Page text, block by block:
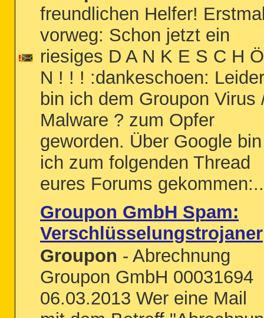
freundlichen Helfer!
vorweg: Schon jetzt ein
riesiges D A N K E S C H Ö
N ! ! ! :dankeschoen: Leider
bin ich dem Groupon Virus
Malware ? zum Opfer
geworden. Über Google bin
ich zum folgenden Thread
eures Forums
Groupon GmbH Spam:
Verschlüsselungstrojaner
Groupon - Abrechnung
Groupon GmbH 00031694
06.03.2013 Wer eine Mail